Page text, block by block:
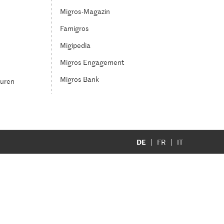
Migros-Magazin
Famigros
Migipedia
Migros Engagement
Migros Bank
DE FR IT